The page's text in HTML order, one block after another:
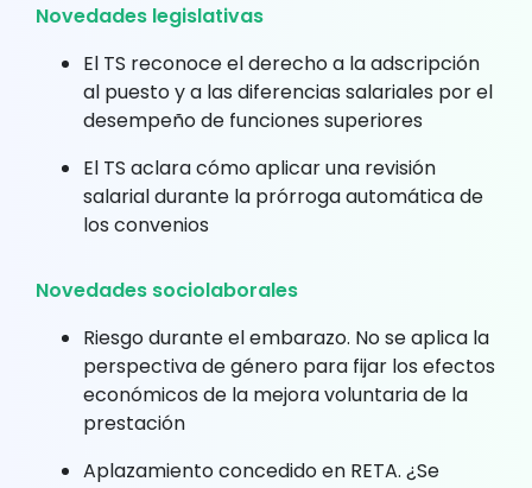
Novedades legislativas
El TS reconoce el derecho a la adscripción
al puesto y a las diferencias salariales por el
desempeño de funciones superiores
El TS aclara cómo aplicar una revisión
salarial durante la prórroga automática de
los convenios
Novedades sociolaborales
Riesgo durante el embarazo. No se aplica la
perspectiva de género para fijar los efectos
económicos de la mejora voluntaria de la
prestación
Aplazamiento concedido en RETA. ¿Se